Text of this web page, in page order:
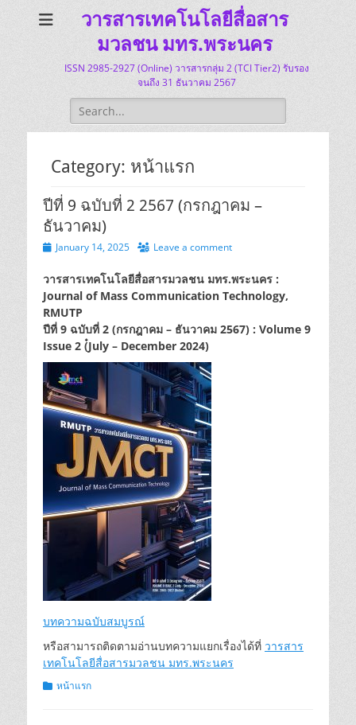
วารสารเทคโนโลยีสื่อสาร
มวลชน มทร.พระนคร
ISSN 2985-2927 (Online) วารสารกลุ่ม 2 (TCI Tier2) รับรอง
จนถึง 31 ธันวาคม 2567
Search
for:
Category: หน้าแรก
ปีที่ 9 ฉบับที่ 2 2567 (กรกฎาคม –
ธันวาคม)
PostedJanuary 14, 2025 Leave a comment
วารสารเทคโนโลยีสื่อสารมวลชน มทร.พระนคร :
Journal of Mass Communication Technology,
RMUTP
ปีที่ 9 ฉบับที่ 2 (กรกฎาคม – ธันวาคม 2567) : Volume 9
Issue 2 (๋July – December 2024)
บทความฉบับสมบูรณ์
หรือสามารถติดตามอ่านบทความแยกเรื่องได้ที่ วารสาร
เทคโนโลยีสื่อสารมวลชน มทร.พระนคร
Categories
หน้าแรก